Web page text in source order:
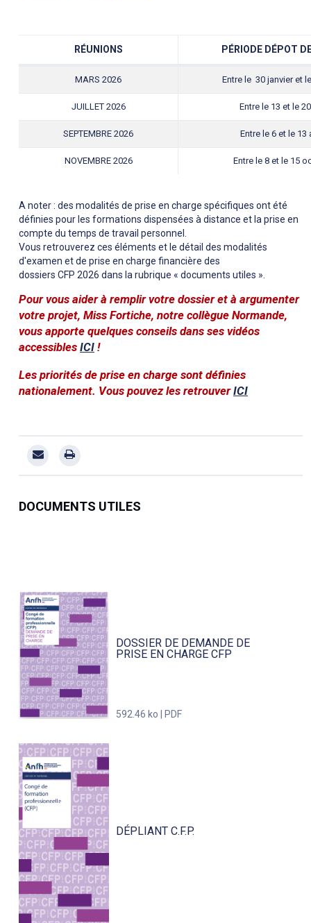
RÉUNIONS PÉRIODE DÉPOT
MARS 2026 Entre le 30 janvier et
JUILLET 2026 Entre le 13 et le
SEPTEMBRE 2026 Entre le 6 et le 13
NOVEMBRE 2026 Entre le 8 et le 15
A noter : des modalités de prise en charge spécifiques ont été
définies pour les formations dispensées à distance et la prise en
compte du temps de travail personnel.
Vous retrouverez ces éléments et le détail des modalités
d'examen et de prise en charge financière des
dossiers CFP 2026 dans la rubrique « documents utiles ».
Pour vous aider à remplir votre dossier et à argumenter
votre projet, Miss Fortiche, notre collègue Normande,
vous apporte quelques conseils dans ses vidéos
accessibles ICI !
Les priorités de prise en charge sont définies
nationalement. Vous pouvez les retrouverICI
DOCUMENTS UTILES
DOSSIER DE DEMANDE DE
PRISE EN CHARGE CFP
592.46 ko | PDF
DÉPLIANT C.F.P.